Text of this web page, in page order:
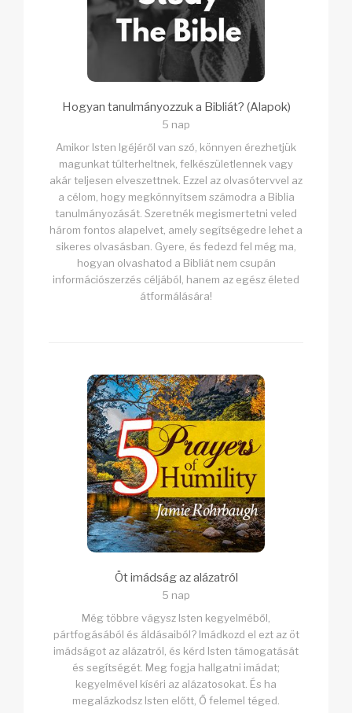
Hogyan tanulmányozzuk a Bibliát? (Alapok)
5 nap
Amikor Isten Igéjéről van szó, könnyen érezhetjük
magunkat túlterheltnek, felkészületlennek vagy
akár teljesen elveszettnek. Ezzel az olvasótervvel az
a célom, hogy megkönnyítsem számodra a Biblia
tanulmányozását. Szeretnék megismertetni veled
három fontos alapelvet, amely segítségedre lehet a
sikeres olvasásban. Gyere, és fedezd fel még ma,
hogyan olvashatod a Bibliát nem csupán
információszerzés céljából, hanem az egész életed
átformálására!
Öt imádság az alázatról
5 nap
Még többre vágysz Isten kegyelméből,
pártfogásából és áldásaiból? Imádkozd el ezt az öt
imádságot az alázatról, és kérd Isten támogatását
és segítségét. Meg fogja hallgatni imádat;
kegyelmével kíséri az alázatosokat. És ha
megalázkodsz Isten előtt, Ő felemel téged.